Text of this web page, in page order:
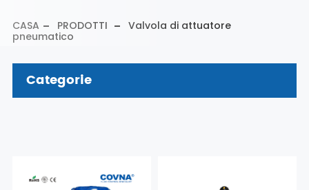
CASA PRODOTTI
Valvola di attuatore
pneumatico
Categorie